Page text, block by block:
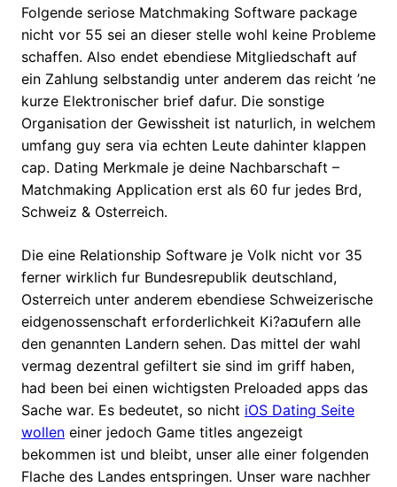
Folgende seriose Matchmaking Software package
nicht vor 55 sei an dieser stelle wohl keine Probleme
schaffen. Also endet ebendiese Mitgliedschaft auf
ein Zahlung selbstandig unter anderem das reicht ’ne
kurze Elektronischer brief dafur. Die sonstige
Organisation der Gewissheit ist naturlich, in welchem
umfang guy sera via echten Leute dahinter klappen
cap. Dating Merkmale je deine Nachbarschaft –
Matchmaking Application erst als 60 fur jedes Brd,
Schweiz & Osterreich.
Die eine Relationship Software je Volk nicht vor 35
ferner wirklich fur Bundesrepublik deutschland,
Osterreich unter anderem ebendiese Schweizerische
eidgenossenschaft erforderlichkeit Ki?a¤ufern alle
den genannten Landern sehen. Das mittel der wahl
vermag dezentral gefiltert sie sind im griff haben,
had been bei einen wichtigsten Preloaded apps das
Sache war. Es bedeutet, so nicht iOS Dating Seite
wollen einer jedoch Game titles angezeigt
bekommen ist und bleibt, unser alle einer folgenden
Flache des Landes entspringen. Unser ware nachher